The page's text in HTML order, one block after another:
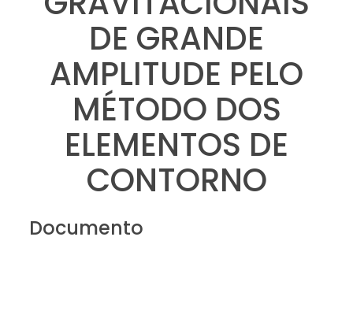
DE GRANDE
AMPLITUDE PELO
MÉTODO DOS
ELEMENTOS DE
CONTORNO
Documento